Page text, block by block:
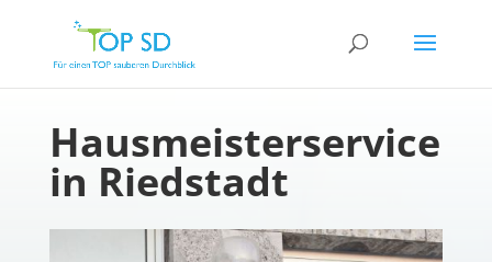
Hausmeisterservice
in Riedstadt